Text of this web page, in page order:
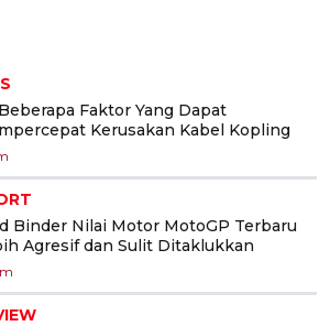
Faktor Yang Dapat
Kerusakan Kabel Kopling
Binder Nilai Motor MotoGP Terbaru
Agresif dan Sulit Ditaklukkan